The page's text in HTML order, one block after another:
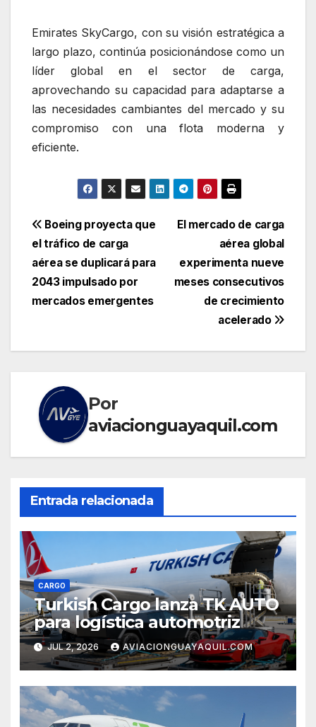
Emirates SkyCargo, con su visión estratégica a
largo plazo, continúa posicionándose como un
líder global en el sector de carga,
aprovechando su capacidad para adaptarse a
las necesidades cambiantes del mercado y su
compromiso con una flota moderna y
eficiente.
Navegación
de
entradas
El mercado de carga
aérea global
experimenta nueve
meses consecutivos
de crecimiento
acelerado
Boeing proyecta que
el tráfico de carga
aérea se duplicará para
2043 impulsado por
mercados emergentes
Por
aviacionguayaquil.com
Entrada relacionada
CARGO
Turkish Cargo lanza TK AUTO
para logística automotriz
JUL 2, 2026 AVIACIONGUAYAQUIL.COM